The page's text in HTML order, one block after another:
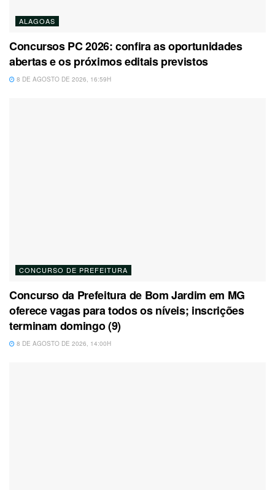
ALAGOAS
Concursos PC 2026: confira as oportunidades
abertas e os próximos editais previstos
8 DE AGOSTO DE 2026, 16:59H
CONCURSO DE PREFEITURA
Concurso da Prefeitura de Bom Jardim em MG
oferece vagas para todos os níveis; inscrições
terminam domingo (9)
8 DE AGOSTO DE 2026, 14:00H